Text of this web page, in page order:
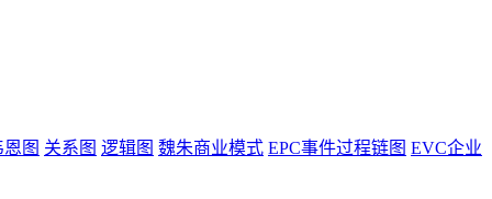
恩图 关系图 逻辑图 魏朱商业模式 EPC事件过程链图 EVC企业